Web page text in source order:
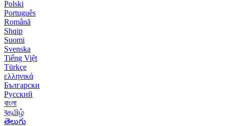
Polski
Português
Română
Shqip
Suomi
Svenska
Tiếng Việt
Türkçe
ελληνικά
Български
Русский
বাংলা
বதமிழ்
తెలుగు